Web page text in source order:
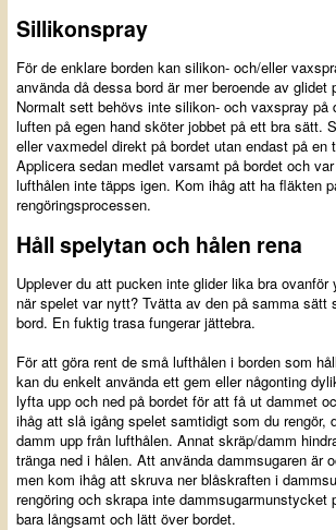
Sillikonspray
För de enklare borden kan silikon- och/eller
använda då dessa bord är mer beroende av glidet
Normalt sett behövs inte silikon- och vaxspray på
luften på egen hand sköter jobbet på ett bra sätt.
eller vaxmedel direkt på bordet utan endast på en
Applicera sedan medlet varsamt på bordet och
lufthålen inte täpps igen. Kom ihåg att ha fläkten
rengöringsprocessen.
Håll spelytan och hålen rena
Upplever du att pucken inte glider lika bra ovanför
när spelet var nytt? Tvätta av den på samma sätt
bord. En fuktig trasa fungerar jättebra.
För att göra rent de små lufthålen i borden som
kan du enkelt använda ett gem eller någonting
lyfta upp och ned på bordet för att få ut dammet
ihåg att slå igång spelet samtidigt som du rengör,
damm upp från lufthålen. Annat skräp/damm
tränga ned i hålen. Att använda dammsugaren är
men kom ihåg att skruva ner blåskraften i
rengöring och skrapa inte dammsugarmunstycket
bara långsamt och lätt över bordet.